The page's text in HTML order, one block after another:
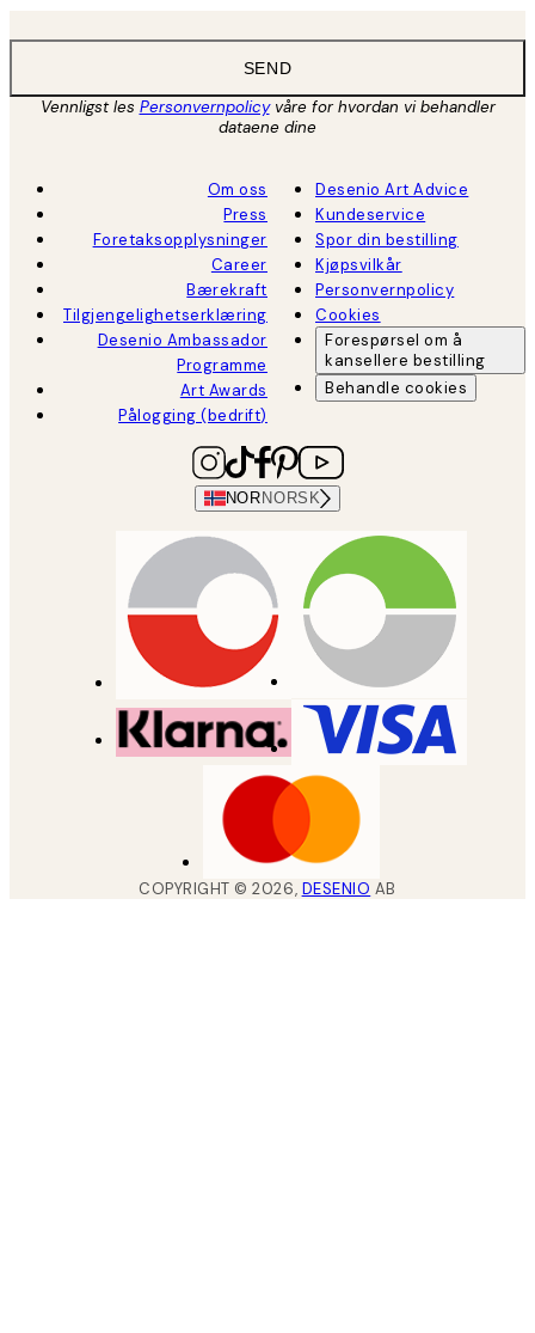
SEND
Vennligst les Personvernpolicyvåre for hvordan vi behandler
dataene dine
Om oss
Press
Foretaksopplysninger
Career
Bærekraft
Tilgjengelighetserklæring
Desenio Ambassador
Programme
Art Awards
Pålogging (bedrift)
Desenio Art Advice
Kundeservice
Spor din bestilling
Kjøpsvilkår
Personvernpolicy
Cookies
Forespørsel om å
kansellere bestilling
Behandle cookies
NOR NORSK
COPYRIGHT ©2026, DESENIO AB